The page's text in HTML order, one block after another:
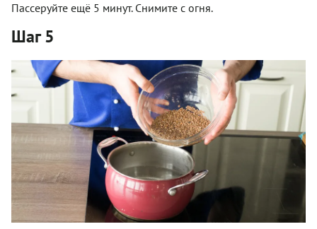
Пассеруйте ещё 5 минут. Снимите с огня.
Шаг 5